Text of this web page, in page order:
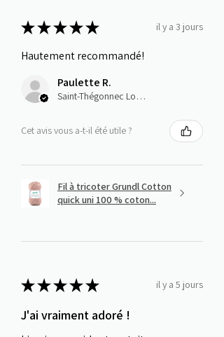
★★★★★ il y a 3 jours
Hautement recommandé!
Paulette R.
Saint-Thégonnec Loc-Eguiner, E
Cet avis vous a-t-il été utile ?
Fil à tricoter Grundl Cotton
quick uni 100 % coton...
★★★★★ il y a 5 jours
J'ai vraiment adoré !